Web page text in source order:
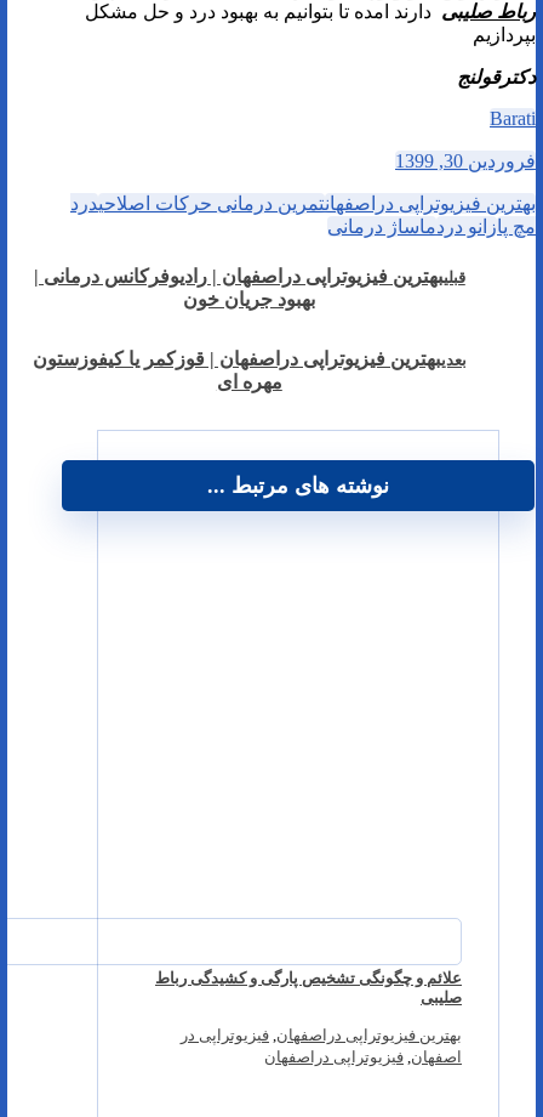
رباط صلیبی دارند امده تا بتوانیم به بهبود درد و حل مشکل
بپردازیم
دکترقولنج
Barati
فروردین 30, 1399
بهترین فیزیوتراپی دراصفهانتمرین درمانی حرکات اصلاحیدرد
مچ پازانو دردماساژ درمانی
قبلیبهترین فیزیوتراپی دراصفهان | رادیوفرکانس درمانی |
بهبود جریان خون
بعدیبهترین فیزیوتراپی دراصفهان | قوزکمر یا کیفوزستون
مهره ای
نوشته های مرتبط ...
علائم و چگونگی تشخیص پارگی و کشیدگی رباط
صلیبی
بهترین فیزیوتراپی دراصفهان فیزیوتراپی در
اصفهان فیزیوتراپی دراصفهان